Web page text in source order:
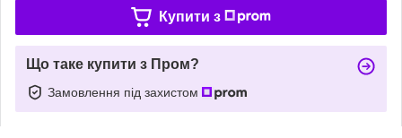
Купити з
Що таке купити з Пром?
Замовлення під захистом